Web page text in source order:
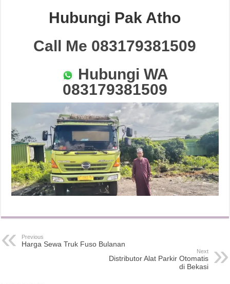
Hubungi Pak Atho
Call Me 083179381509
Hubungi WA
083179381509
Previous
Harga Sewa Truk Fuso Bulanan
Next
Distributor Alat Parkir Otomatis
di Bekasi